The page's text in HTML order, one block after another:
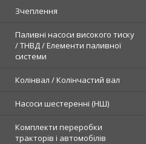
Зчеплення
Паливні насоси високого тиску
/ ТНВД / Елементи паливної
системи
Колінвал / Колінчастий вал
Насоси шестеренні (НШ)
Комплекти переробки
тракторів і автомобілів